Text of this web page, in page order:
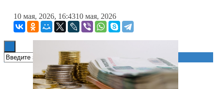
Книги
10 мая, 2026, 16:4310 мая, 2026